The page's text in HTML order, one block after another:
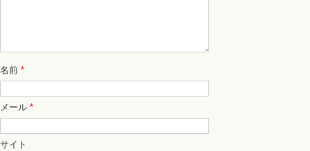
名前 *
メール *
サイト